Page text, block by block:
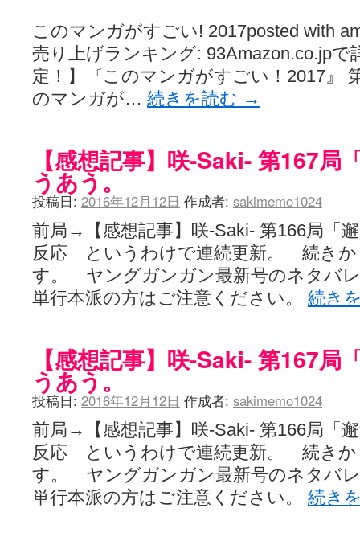
このマンガがすごい! 2017posted with
売り上げランキング: 93Amazon.co.jpで
定！】『このマンガがすごい！2017』
のマンガが… 続きを読む →
【感想記事】咲-Saki- 第167局
うあう。
投稿日: 2016年12月12日 作成者: sakimemo1024
前局→【感想記事】咲-Saki- 第166局「
反応 というわけで連続更新。 続きか
す。 ヤングガンガン最新号のネタバ
単行本派の方はご注意ください。 続き
【感想記事】咲-Saki- 第167局
うあう。
投稿日: 2016年12月12日 作成者: sakimemo1024
前局→【感想記事】咲-Saki- 第166局「
反応 というわけで連続更新。 続きか
す。 ヤングガンガン最新号のネタバ
単行本派の方はご注意ください。 続き